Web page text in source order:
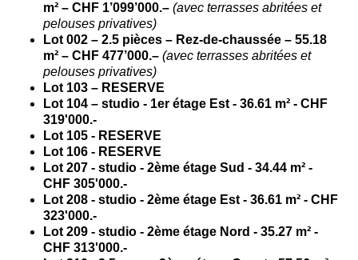
m² – CHF 1’099’000.–(avec terrasses abritées et
pelouses privatives)
Lot 002 – 2.5 pièces – Rez-de-chaussée – 55.18
m² – CHF 477’000.–(avec terrasses abritées et
pelouses privatives)
Lot 103 – RESERVE
Lot 104 – studio - 1er étage Est - 36.61 m² - CHF
319'000.-
Lot 105 - RESERVE
Lot 106 - RESERVE
Lot 207 - studio - 2ème étage Sud - 34.44 m² -
CHF 305'000.-
Lot 208 - studio - 2ème étage Est - 36.61 m² - CHF
323'000.-
Lot 209 - studio - 2ème étage Nord - 35.27 m² -
CHF 313'000.-